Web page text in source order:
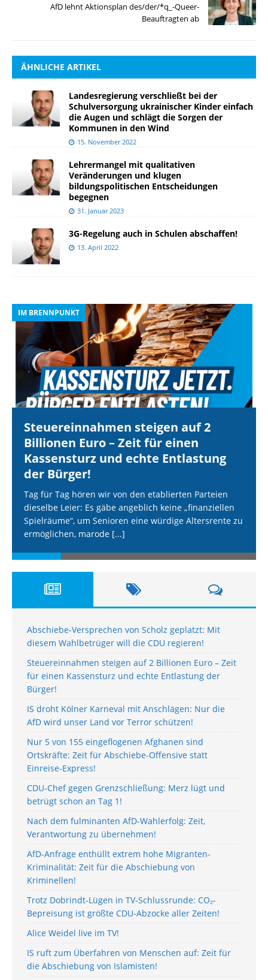
AfD lehnt Aktionsplan des/der/*q_-Queer-
Beauftragten ab
ÄHNLICHE ARTIKEL
Landesregierung verschließt bei der
Schulversorgung ukrainischer Kinder einfach
die Augen und schlägt die Sorgen der
Kommunen in den Wind
15. November 2022
Lehrermangel mit qualitativen
Veränderungen und klugen
bildungspolitischen Entscheidungen
begegnen
31. Januar 2023
3G-Regelung auch in Schulen abschaffen!
13. April 2022
IM BRENNPUNKT
Steuereinnahmen steigen auf 2
Billionen Euro – Zeit für einen
Kassensturz und echte Entlastung
der Bürger!
Tag für Tag hören wir von den etablierten Parteien
dieselbe Leier: Es gäbe angeblich keine „finanziellen
Spielräume“, um Senioren eine würdige Altersrente zu
ermöglichen, marode [...]
Abschiebe-Versprechen von Scholz geplatzt: Mit
diesem Wahlbetrüger will die CDU regieren!
Steuereinnahmen steigen auf 2 Billionen Euro – Zeit
für einen Kassensturz und echte Entlastung der
Bürger!
IS droht Kölner Karneval mit Anschlägen: Nur die
AfD wird unser Land vor Terror schützen!
Nur 5 von 155 eingeflogenen Afghanen sind
Ortskräfte: Zeit für Abschiebe-Offensive statt
Einreise-Express!
CDU-Chef gegen Grenzschließung: Merz lügt und
betrügt schon an Tag 1!
Nach dem fulminanten AfD-Wahlerfolg: Zeit,
Verantwortung zu übernehmen!
AfD-Anfrage enthüllt extrem hohe Migranten-
Kriminalität: Zeit für die Abschiebung von
Kriminellen!
Trotz Dobrindt-Lügen in TV-Schlussrunde: CO₂-
Bepreisung ist größte CDU-Abzocke aller Zeiten!
Alice Weidel live im TV!
IS ruft zum Überfahren von Menschen auf: Zeit für
die Abschiebung von Islamisten!